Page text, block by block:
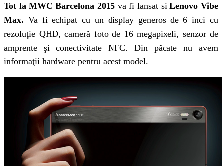
Tot la MWC Barcelona 2015va fi lansat siLenovo Vibe
Max. Va fi echipat cu un display generos de 6 inci cu
rezoluţie QHD, cameră foto de 16 megapixeli, senzor de
amprente şi conectivitate NFC. Din păcate nu avem
informaţii hardware pentru acest model.